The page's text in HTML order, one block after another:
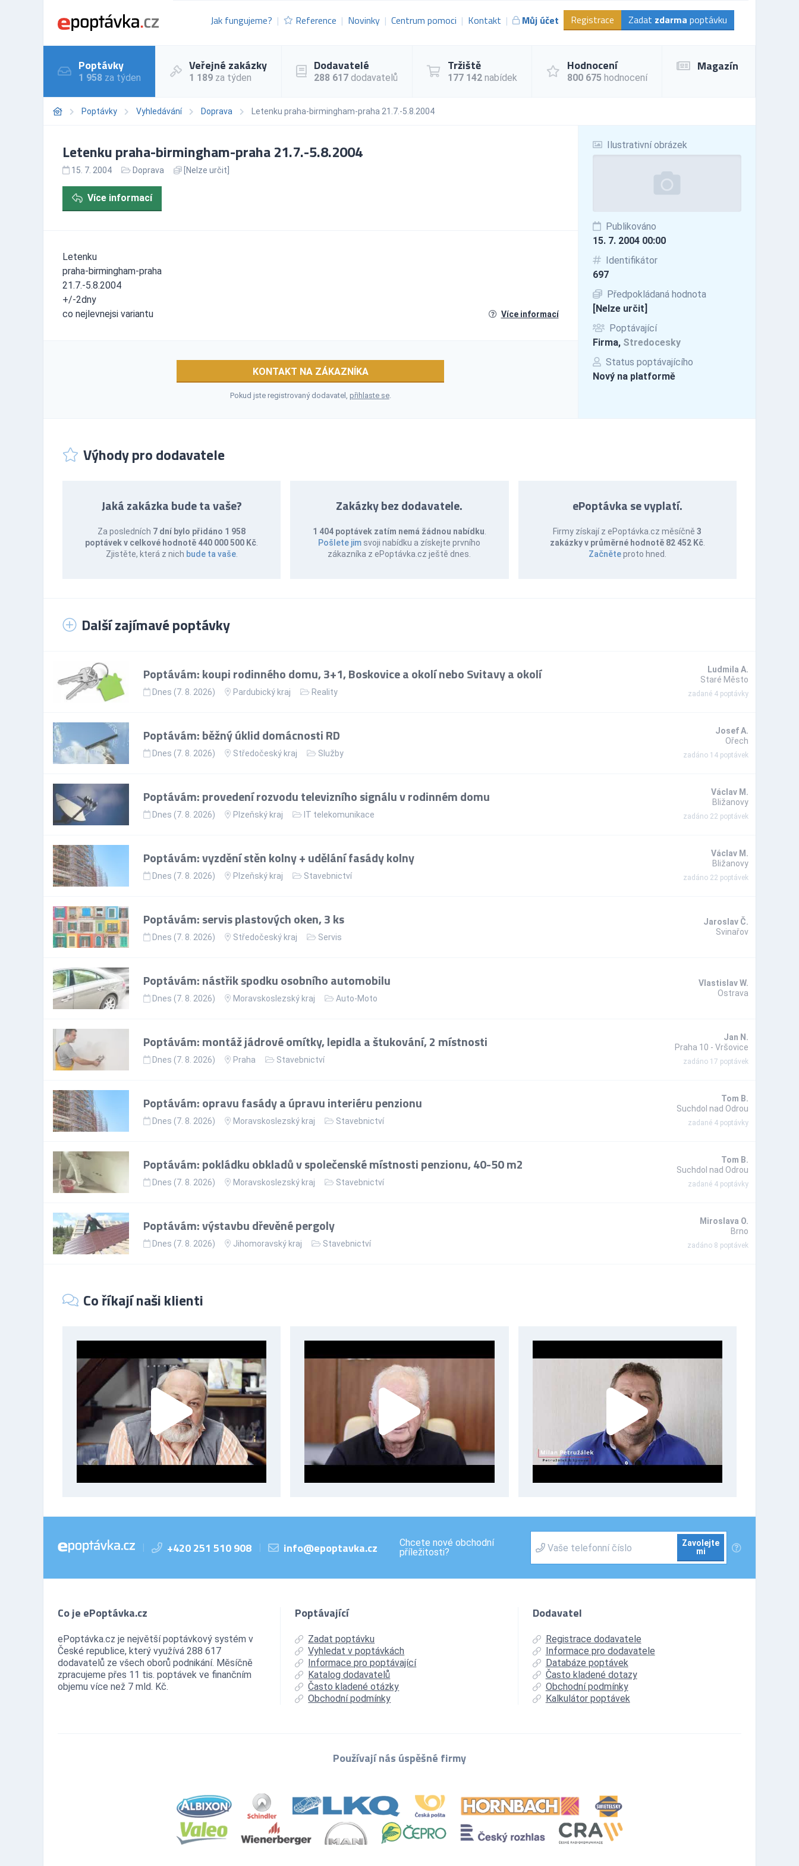
Jak fungujeme? Reference Novinky Centrum pomoci Kontakt Můj účet Registrace Zadat zdarma poptávku
Poptávky
1 958 za týden
Veřejné zakázky
1 189 za týden
Dodavatelé
288 617 dodavatelů
Tržiště
177 142 nabídek
Hodnocení
800 675 hodnocení
Magazín
Poptávky Vyhledávání Doprava Letenku praha-birmingham-praha 21.7.-5.8.2004
Ilustrativní obrázek
Publikováno
15. 7. 2004 00:00
Identifikátor
697
Předpokládaná hodnota
[Nelze určit]
Poptávající
Firma, Stredocesky
Status poptávajícího
Nový na platformě
Letenku praha-birmingham-praha 21.7.-5.8.2004
15. 7. 2004 Doprava [Nelze určit]
Více informací
Letenku
praha-birmingham-praha
21.7.-5.8.2004
+/-2dny
co nejlevnejsi variantu
Více informací
KONTAKT NA ZÁKAZNÍKA
Pokud jste registrovaný dodavatel, přihlaste se.
Výhody pro dodavatele
Jaká zakázka bude ta vaše?
Za posledních 7 dní bylo přidáno 1 958
poptávek v celkové hodnotě 440 000 500 Kč
Zjistěte, která z nich bude ta vaše.
Zakázky bez dodavatele.
1 404 poptávek zatím nemá žádnou nabídku
Pošlete jim svoji nabídku a získejte prvního
zákazníka z ePoptávka.cz ještě dnes.
ePoptávka se vyplatí.
Firmy získají z ePoptávka.cz měsíčně3
zakázky v průměrné hodnotě 82 452 Kč.
Začněteproto hned.
Další zajímavé poptávky
Poptávám: koupi rodinného domu, 3+1, Boskovice a okolí nebo Svitavy a okolí
Dnes (7. 8. 2026) Pardubický kraj Reality
Ludmila A.
Staré Město
zadané 4 poptávky
Poptávám: běžný úklid domácnosti RD
Dnes (7. 8. 2026) Středočeský kraj Služby
Josef A.
Ořech
zadáno 14 poptávek
Poptávám: provedení rozvodu televizního signálu v rodinném domu
Dnes (7. 8. 2026) Plzeňský kraj IT telekomunikace
Václav M.
Bližanovy
zadáno 22 poptávek
Poptávám: vyzdění stěn kolny + udělání fasády kolny
Dnes (7. 8. 2026) Plzeňský kraj Stavebnictví
Václav M.
Bližanovy
zadáno 22 poptávek
Poptávám: servis plastových oken, 3 ks
Dnes (7. 8. 2026) Středočeský kraj Servis
Jaroslav Č.
Svinařov
Poptávám: nástřik spodku osobního automobilu
Dnes (7. 8. 2026) Moravskoslezský kraj Auto-Moto
Vlastislav W.
Ostrava
Poptávám: montáž jádrové omítky, lepidla a štukování, 2 místnosti
Dnes (7. 8. 2026) Praha Stavebnictví
Jan N.
Praha 10 - Vršovice
zadáno 17 poptávek
Poptávám: opravu fasády a úpravu interiéru penzionu
Dnes (7. 8. 2026) Moravskoslezský kraj Stavebnictví
Tom B.
Suchdol nad Odrou
zadané 4 poptávky
Poptávám: pokládku obkladů v společenské místnosti penzionu, 40-50 m2
Dnes (7. 8. 2026) Moravskoslezský kraj Stavebnictví
Tom B.
Suchdol nad Odrou
zadané 4 poptávky
Poptávám: výstavbu dřevěné pergoly
Dnes (7. 8. 2026) Jihomoravský kraj Stavebnictví
Miroslava O.
Brno
zadáno 8 poptávek
Co říkají naši klienti
| +420 251 510 908 | info@epoptavka.cz
Chcete nové obchodní
příležitosti?
Zavolejte
mi
Co je ePoptávka.cz
ePoptávka.cz je největší poptávkový systém v
České republice, který využívá 288 617
dodavatelů ze všech oborů podnikání. Měsíčně
zpracujeme přes 11 tis. poptávek ve finančním
objemu více než 7 mld. Kč.
Poptávající
Zadat poptávku
Vyhledat v poptávkách
Informace pro poptávající
Katalog dodavatelů
Často kladené otázky
Obchodní podmínky
Dodavatel
Registrace dodavatele
Informace pro dodavatele
Databáze poptávek
Často kladené dotazy
Obchodní podmínky
Kalkulátor poptávek
Používají nás úspěšné firmy